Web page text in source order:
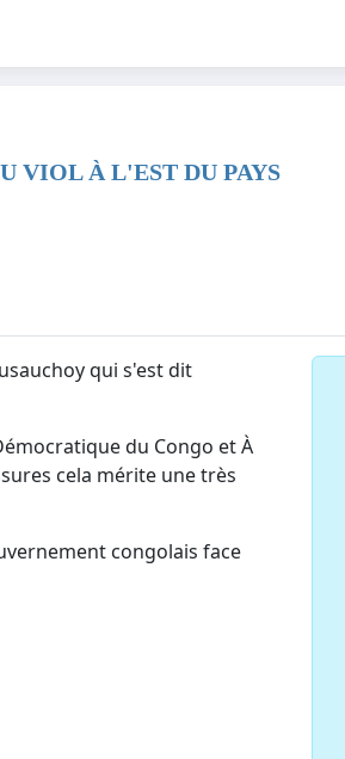
VIOL À L'EST DU PAYS
qui s'est dit
du Congo et À
cela mérite une très
congolais face